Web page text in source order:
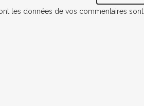
les données de vos commentaires sont